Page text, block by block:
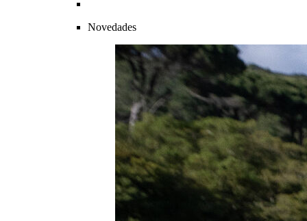
Novedades